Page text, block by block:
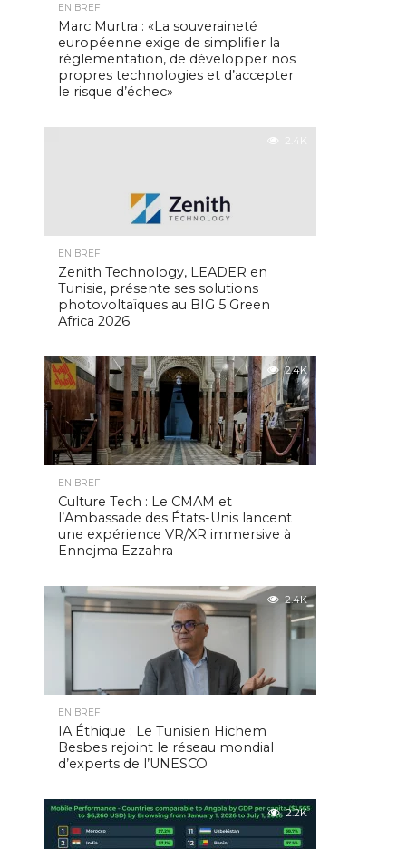
EN BREF
Marc Murtra : «La souveraineté
européenne exige de simplifier la
réglementation, de développer nos
propres technologies et d’accepter
le risque d’échec»
2.4K
EN BREF
Zenith Technology, LEADER en
Tunisie, présente ses solutions
photovoltaïques au BIG 5 Green
Africa 2026
2.4K
EN BREF
Culture Tech : Le CMAM et
l’Ambassade des États-Unis lancent
une expérience VR/XR immersive à
Ennejma Ezzahra
2.4K
EN BREF
IA Éthique : Le Tunisien Hichem
Besbes rejoint le réseau mondial
d’experts de l’UNESCO
2.2K